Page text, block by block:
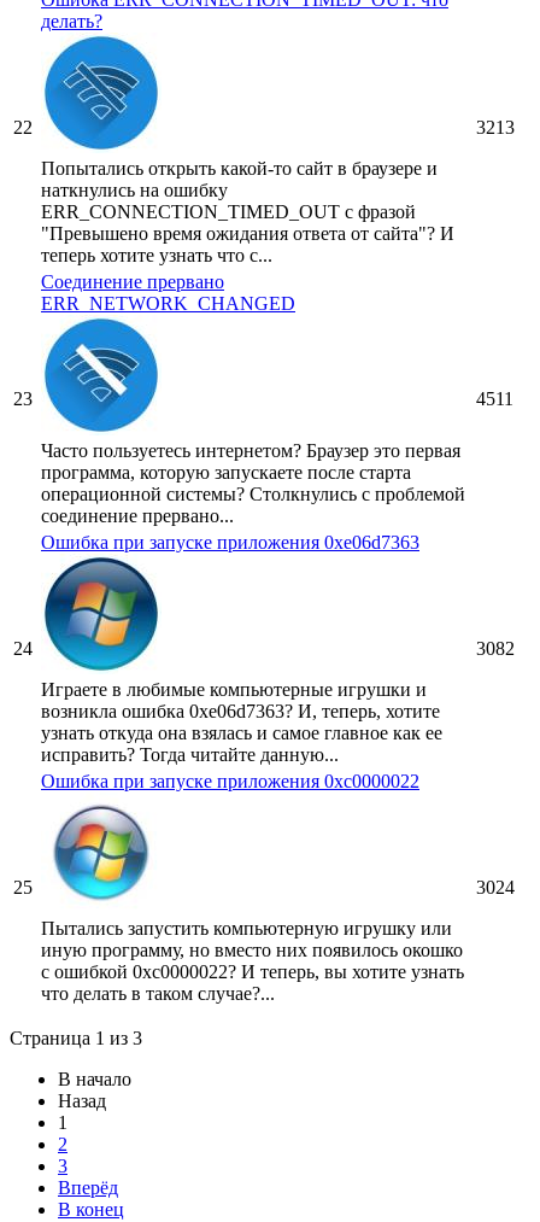
22
делать?
Попытались открыть какой-то сайт в браузере и
наткнулись на ошибку
ERR_CONNECTION_TIMED_OUT с фразой
"Превышено время ожидания ответа от сайта"? И
теперь хотите узнать что с...
3213
23
Соединение прервано
ERR_NETWORK_CHANGED
Часто пользуетесь интернетом? Браузер это первая
программа, которую запускаете после старта
операционной системы? Столкнулись с проблемой
соединение прервано...
4511
24
Ошибка при запуске приложения 0xe06d7363
Играете в любимые компьютерные игрушки и
возникла ошибка 0xe06d7363? И, теперь, хотите
узнать откуда она взялась и самое главное как ее
исправить? Тогда читайте данную...
3082
25
Ошибка при запуске приложения 0xc0000022
Пытались запустить компьютерную игрушку или
иную программу, но вместо них появилось окошко
с ошибкой 0xc0000022? И теперь, вы хотите узнать
что делать в таком случае?...
3024
Страница 1 из 3
В начало
Назад
1
2
3
Вперёд
В конец